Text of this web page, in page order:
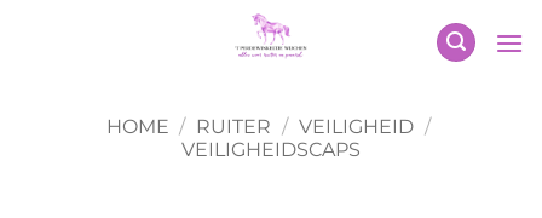
HOME / RUITER / VEILIGHEID /
VEILIGHEIDSCAPS